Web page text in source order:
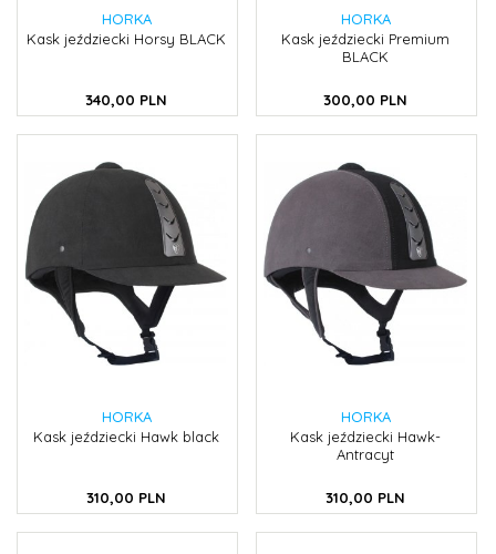
HORKA
Kask jeździecki Horsy BLACK
340,00 PLN
HORKA
Kask jeździecki Premium
BLACK
300,00 PLN
HORKA
Kask jeździecki Hawk black
310,00 PLN
HORKA
Kask jeździecki Hawk-
Antracyt
310,00 PLN